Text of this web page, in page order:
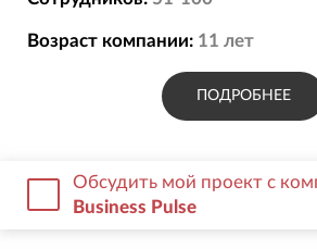
Возраст компании: 11 лет
ПОДРОБНЕЕ
Обсудить мой проект с
Business Pulse